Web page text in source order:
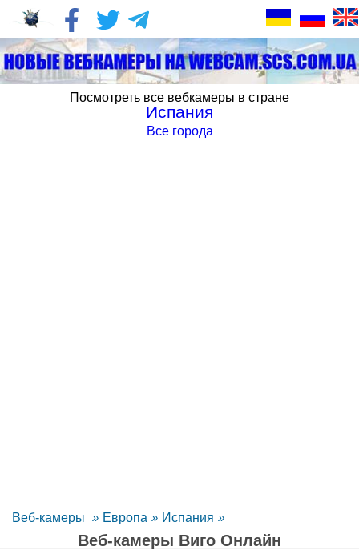
Посмотреть все вебкамеры в стране
Испания
Все города
Веб-камеры » Европа » Испания »
Веб-камеры Виго Oнлайн